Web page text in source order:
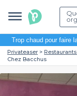
Trop chaud pour faire
Privateaser
Chez Bacchus